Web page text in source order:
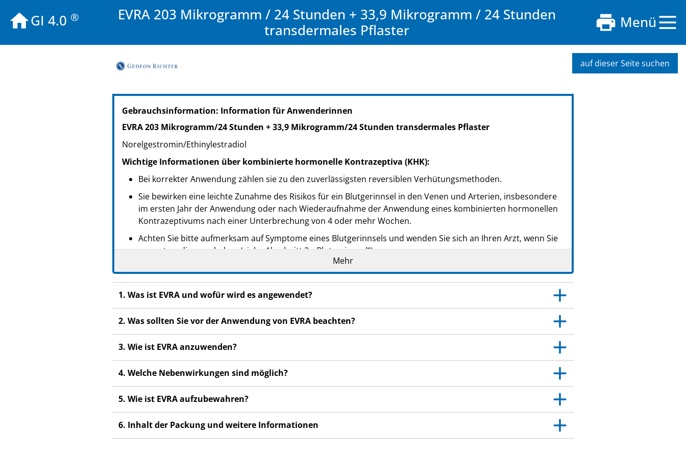
GI 4.0 ®
EVRA 203 Mikrogramm / 24 Stunden + 33,9 Mikrogramm / 24 Stunden
transdermales Pflaster
Menü
auf dieser Seite suchen
PZN: 17848680
PPN: 111784868043
PZN: 02564267
PPN: 110256426796
NTIN: 04150025642672
PZN: 02564273
PPN: 110256427362
NTIN: 04150025642733
Gebrauchsinformation: Information für Anwenderinnen
EVRA 203 Mikrogramm/24 Stunden + 33,9 Mikrogramm/24 Stunden transdermales Pflaster
Norelgestromin/Ethinylestradiol
Wichtige Informationen über kombinierte hormonelle Kontrazeptiva (KHK):
Bei korrekter Anwendung zählen sie zu den zuverlässigsten reversiblen Verhütungsmethoden.
Sie bewirken eine leichte Zunahme des Risikos für ein Blutgerinnsel in den Venen und Arterien, insbesondere
im ersten Jahr der Anwendung oder nach Wiederaufnahme der Anwendung eines kombinierten hormonellen
Kontrazeptivums nach einer Unterbrechung von 4 oder mehr Wochen.
Achten Sie bitte aufmerksam auf Symptome eines Blutgerinnsels und wenden Sie sich an Ihren Arzt, wenn Sie
vermuten, diese zu haben (siehe Abschnitt 2. „Blutgerinnsel“).
Lesen Sie die gesamte Packungsbeilage sorgfältig durch, bevor Sie mit der Anwendung dieses Arzneimittels
beginnen, denn sie enthält wichtige Informationen.
Heben Sie die Packungsbeilage auf. Vielleicht möchten Sie diese später nochmals lesen.
Wenn Sie weitere Fragen haben, wenden Sie sich an Ihren Arzt, Apotheker oder das medizinische
Fachpersonal.
Dieses Arzneimittel wurde Ihnen persönlich verschrieben. Geben Sie es nicht an Dritte weiter. Es kann
Wenn Sie Nebenwirkungen bemerken, wenden Sie sich an Ihren Arzt, Apotheker oder das medizinische
Fachpersonal. Dies gilt auch für Nebenwirkungen, die nicht in dieser Packungsbeilage angegeben sind. Siehe
Abschnitt 4.
Mehr
1. Was ist EVRA und wofür wird es angewendet?
2. Was sollten Sie vor der Anwendung von EVRA beachten?
3. Wie ist EVRA anzuwenden?
4. Welche Nebenwirkungen sind möglich?
5. Wie ist EVRA aufzubewahren?
6. Inhalt der Packung und weitere Informationen